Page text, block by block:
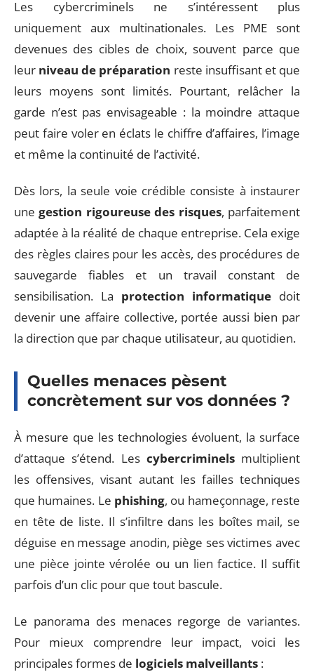
Les cybercriminels ne s’intéressent plus
uniquement aux multinationales. Les PME sont
devenues des cibles de choix, souvent parce que
leur niveau de préparation reste insuffisant et que
leurs moyens sont limités. Pourtant, relâcher la
garde n’est pas envisageable : la moindre attaque
peut faire voler en éclats le chiffre d’affaires, l’image
et même la continuité de l’activité.
Dès lors, la seule voie crédible consiste à instaurer
unegestion rigoureuse des risques, parfaitement
adaptée à la réalité de chaque entreprise. Cela exige
des règles claires pour les accès, des procédures de
sauvegarde fiables et un travail constant de
sensibilisation. La protection informatique doit
devenir une affaire collective, portée aussi bien par
la direction que par chaque utilisateur, au quotidien.
Quelles menaces pèsent
concrètement sur vos données ?
À mesure que les technologies évoluent, la surface
d’attaque s’étend. Les cybercriminelsmultiplient
les offensives, visant autant les failles techniques
que humaines. Le phishing, ou hameçonnage, reste
en tête de liste. Il s’infiltre dans les boîtes mail, se
déguise en message anodin, piège ses victimes avec
une pièce jointe vérolée ou un lien factice. Il suffit
parfois d’un clic pour que tout bascule.
Le panorama des menaces regorge de variantes.
Pour mieux comprendre leur impact, voici les
principales formes de logiciels malveillants :